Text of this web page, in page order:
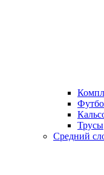
Трусы
Средний